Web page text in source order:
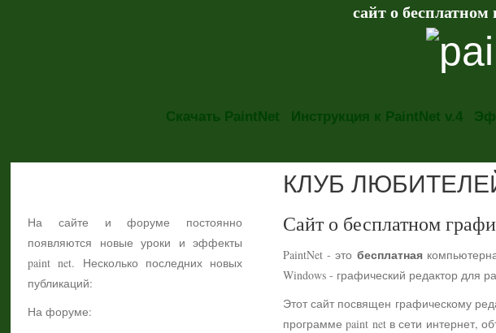
сайт о
Скачать PaintNet Инструкция к PaintNet v.4
На сайте и форуме постоянно
появляются новые уроки и эффекты
paint net. Несколько последних новых
публикаций:
На форуме:
КЛУБ
Сайт о бесплатном
PaintNet - это бесплатная
Windows - графический редактор для
Этот сайт посвящен графическому
программе paint net в сети интернет,